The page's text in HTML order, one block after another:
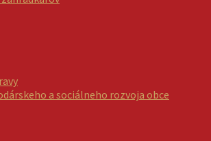
a sociálneho rozvoja obce